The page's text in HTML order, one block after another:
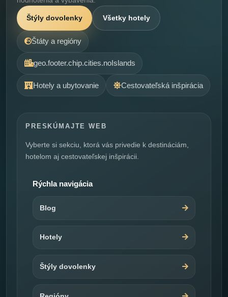
Štýly dovolenky Všetky hotely
Štáty a regióny
geo.footer.chip.cities.noIslands
Hotely a ubytovanie Cestovateľská inšpirácia
PRESKÚMAJTE WEB
Vyberte si sekciu, ktorá vás privedie k destináciám,
hotelom aj cestovateľskej inšpirácii.
Rýchla navigácia
Blog
Hotely
Štýly dovolenky